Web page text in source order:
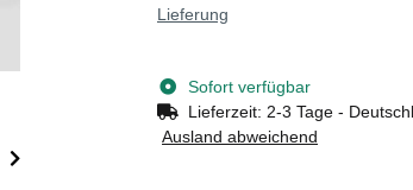
Lieferung
Sofort verfügbar
Lieferzeit: 2-3 Tage -
Ausland abweichend